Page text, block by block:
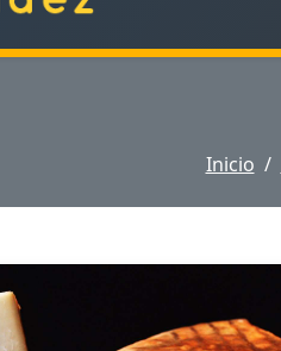
Inicio